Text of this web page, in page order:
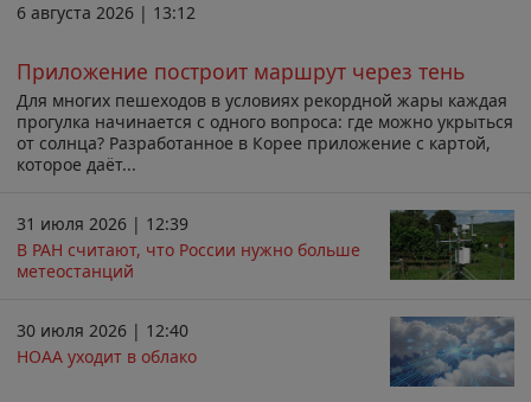
6 августа 2026 | 13:12
Приложение построит маршрут через тень
Для многих пешеходов в условиях рекордной жары каждая
прогулка начинается с одного вопроса: где можно укрыться
от солнца? Разработанное в Корее приложение с картой,
которое даёт...
31 июля 2026 | 12:39
В РАН считают, что России нужно больше
метеостанций
30 июля 2026 | 12:40
НОАА уходит в облако